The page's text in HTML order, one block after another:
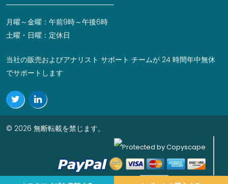
月曜～金曜：午前9時～午後6時
土曜・日曜：定休日
当社の販売およびアナリスト サポート チームが 24 時間年中無休
でサポートします
© 2026 無断転載を禁じます。